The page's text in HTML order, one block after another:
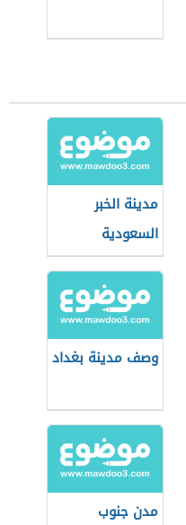
مدينة الخبر
السعودية
وصف مدينة بغداد
مدن جنوب